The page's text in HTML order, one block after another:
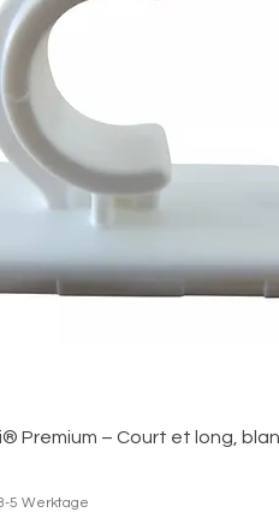
Aperçu rapide
Premium – Court et long,
5 Werktage